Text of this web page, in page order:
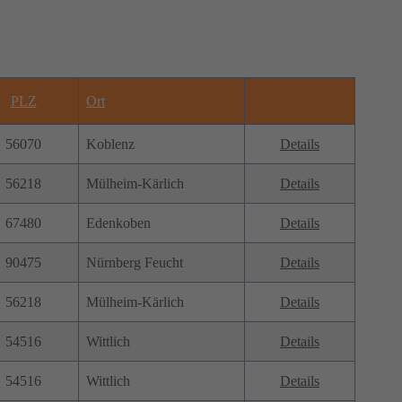
PLZ Ort
56070 Koblenz Details
56218 Mülheim-Kärlich Details
67480 Edenkoben Details
90475 Nürnberg Feucht Details
56218 Mülheim-Kärlich Details
54516 Wittlich Details
54516 Wittlich Details